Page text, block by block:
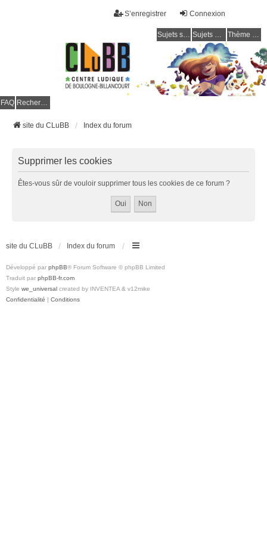
Connexion
S’enregistrer
Sujets sans réponse Sujets actifs Thème clair / foncé
FAQ Rechercher
site du CLuBB Index du forum
Supprimer les cookies
Êtes-vous sûr de vouloir supprimer tous les cookies de ce forum ?
site du CLuBB Index du forum
Développé par phpBB® Forum Software © phpBB Limited
Traduit par phpBB-fr.com
Style we_universal created by INVENTEA & v12mike
Confidentialité | Conditions